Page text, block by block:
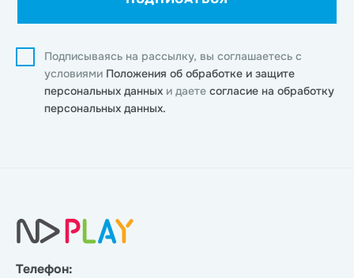
Подписываясь на рассылку, вы соглашаетесь с
условиями Положения об обработке и защите
персональных данных и даете согласие на обработку
персональных данных.
Телефон: